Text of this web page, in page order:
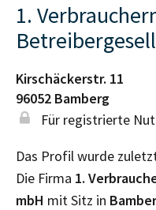
1.
Kirschäckerstr. 11
96052 Bamberg
Für registrierte
Das Profil wurde
Die Firma 1.
mbH mit Sitz in